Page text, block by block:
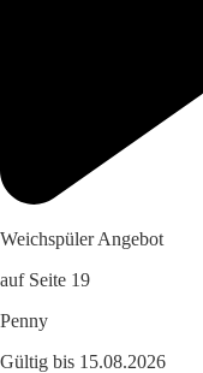
Weichspüler Angebot
auf Seite 19
Penny
Gültig bis 15.08.2026